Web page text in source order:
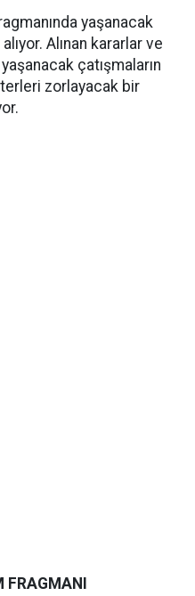
yaşanacak
Alınan kararlar ve
çatışmaların
zorlayacak bir
FRAGMANI